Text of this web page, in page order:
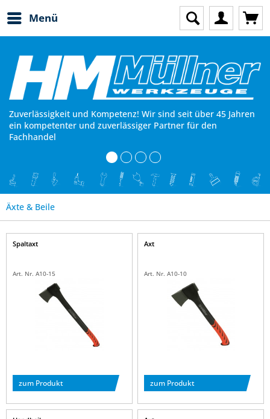
Menü
Zuverlässigkeit und Kompetenz! Wir sind seit über 45 Jahren
ein kompetenter und zuverlässiger Partner für den
Fachhandel
Äxte & Beile
Spaltaxt
Art. Nr. A10-15
zum Produkt
Axt
Art. Nr. A10-10
zum Produkt